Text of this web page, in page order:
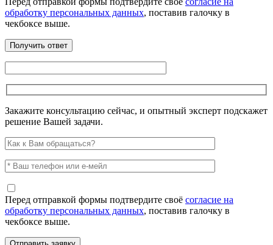
обработку персональных данных, поставив галочку в
чекбоксе выше.
Закажите консультацию сейчас, и опытный эксперт подскажет
решение Вашей задачи.
Перед отправкой формы подтвердите своё согласие на
обработку персональных данных, поставив галочку в
чекбоксе выше.